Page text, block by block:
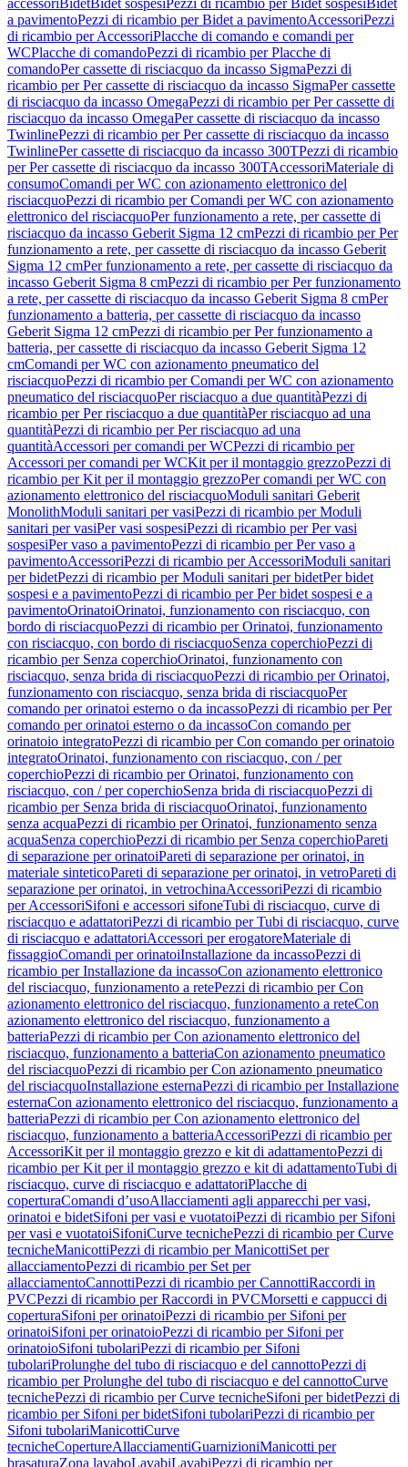
accessoriBidetBidet sospesiPezzi di ricambio per Bidet sospesiBidet
a pavimentoPezzi di ricambio per Bidet a pavimentoAccessoriPezzi
di ricambio per AccessoriPlacche di comando e comandi per
WCPlacche di comandoPezzi di ricambio per Placche di
comandoPer cassette di risciacquo da incasso SigmaPezzi di
ricambio per Per cassette di risciacquo da incasso SigmaPer cassette
di risciacquo da incasso OmegaPezzi di ricambio per Per cassette di
risciacquo da incasso OmegaPer cassette di risciacquo da incasso
TwinlinePezzi di ricambio per Per cassette di risciacquo da incasso
TwinlinePer cassette di risciacquo da incasso 300TPezzi di ricambio
per Per cassette di risciacquo da incasso 300TAccessoriMateriale di
consumoComandi per WC con azionamento elettronico del
risciacquoPezzi di ricambio per Comandi per WC con azionamento
elettronico del risciacquoPer funzionamento a rete, per cassette di
risciacquo da incasso Geberit Sigma 12 cmPezzi di ricambio per Per
funzionamento a rete, per cassette di risciacquo da incasso Geberit
Sigma 12 cmPer funzionamento a rete, per cassette di risciacquo da
incasso Geberit Sigma 8 cmPezzi di ricambio per Per funzionamento
a rete, per cassette di risciacquo da incasso Geberit Sigma 8 cmPer
funzionamento a batteria, per cassette di risciacquo da incasso
Geberit Sigma 12 cmPezzi di ricambio per Per funzionamento a
batteria, per cassette di risciacquo da incasso Geberit Sigma 12
cmComandi per WC con azionamento pneumatico del
risciacquoPezzi di ricambio per Comandi per WC con azionamento
pneumatico del risciacquoPer risciacquo a due quantitàPezzi di
ricambio per Per risciacquo a due quantitàPer risciacquo ad una
quantitàPezzi di ricambio per Per risciacquo ad una
quantitàAccessori per comandi per WCPezzi di ricambio per
Accessori per comandi per WCKit per il montaggio grezzoPezzi di
ricambio per Kit per il montaggio grezzoPer comandi per WC con
azionamento elettronico del risciacquoModuli sanitari Geberit
MonolithModuli sanitari per vasiPezzi di ricambio per Moduli
sanitari per vasiPer vasi sospesiPezzi di ricambio per Per vasi
sospesiPer vaso a pavimentoPezzi di ricambio per Per vaso a
pavimentoAccessoriPezzi di ricambio per AccessoriModuli sanitari
per bidetPezzi di ricambio per Moduli sanitari per bidetPer bidet
sospesi e a pavimentoPezzi di ricambio per Per bidet sospesi e a
pavimentoOrinatoiOrinatoi, funzionamento con risciacquo, con
bordo di risciacquoPezzi di ricambio per Orinatoi, funzionamento
con risciacquo, con bordo di risciacquoSenza coperchioPezzi di
ricambio per Senza coperchioOrinatoi, funzionamento con
risciacquo, senza brida di risciacquoPezzi di ricambio per Orinatoi,
funzionamento con risciacquo, senza brida di risciacquoPer
comando per orinatoi esterno o da incassoPezzi di ricambio per Per
comando per orinatoi esterno o da incassoCon comando per
orinatoio integratoPezzi di ricambio per Con comando per orinatoio
integratoOrinatoi, funzionamento con risciacquo, con / per
coperchioPezzi di ricambio per Orinatoi, funzionamento con
risciacquo, con / per coperchioSenza brida di risciacquoPezzi di
ricambio per Senza brida di risciacquoOrinatoi, funzionamento
senza acquaPezzi di ricambio per Orinatoi, funzionamento senza
acquaSenza coperchioPezzi di ricambio per Senza coperchioPareti
di separazione per orinatoiPareti di separazione per orinatoi, in
materiale sinteticoPareti di separazione per orinatoi, in vetroPareti di
separazione per orinatoi, in vetrochinaAccessoriPezzi di ricambio
per AccessoriSifoni e accessori sifoneTubi di risciacquo, curve di
risciacquo e adattatoriPezzi di ricambio per Tubi di risciacquo, curve
di risciacquo e adattatoriAccessori per erogatoreMateriale di
fissaggioComandi per orinatoiInstallazione da incassoPezzi di
ricambio per Installazione da incassoCon azionamento elettronico
del risciacquo, funzionamento a retePezzi di ricambio per Con
azionamento elettronico del risciacquo, funzionamento a reteCon
azionamento elettronico del risciacquo, funzionamento a
batteriaPezzi di ricambio per Con azionamento elettronico del
risciacquo, funzionamento a batteriaCon azionamento pneumatico
del risciacquoPezzi di ricambio per Con azionamento pneumatico
del risciacquoInstallazione esternaPezzi di ricambio per Installazione
esternaCon azionamento elettronico del risciacquo, funzionamento a
batteriaPezzi di ricambio per Con azionamento elettronico del
risciacquo, funzionamento a batteriaAccessoriPezzi di ricambio per
AccessoriKit per il montaggio grezzo e kit di adattamentoPezzi di
ricambio per Kit per il montaggio grezzo e kit di adattamentoTubi di
risciacquo, curve di risciacquo e adattatoriPlacche di
coperturaComandi d’usoAllacciamenti agli apparecchi per vasi,
orinatoi e bidetSifoni per vasi e vuotatoiPezzi di ricambio per Sifoni
per vasi e vuotatoiSifoniCurve tecnichePezzi di ricambio per Curve
tecnicheManicottiPezzi di ricambio per ManicottiSet per
allacciamentoPezzi di ricambio per Set per
allacciamentoCannottiPezzi di ricambio per CannottiRaccordi in
PVCPezzi di ricambio per Raccordi in PVCMorsetti e cappucci di
coperturaSifoni per orinatoiPezzi di ricambio per Sifoni per
orinatoiSifoni per orinatoioPezzi di ricambio per Sifoni per
orinatoioSifoni tubolariPezzi di ricambio per Sifoni
tubolariProlunghe del tubo di risciacquo e del cannottoPezzi di
ricambio per Prolunghe del tubo di risciacquo e del cannottoCurve
tecnichePezzi di ricambio per Curve tecnicheSifoni per bidetPezzi di
ricambio per Sifoni per bidetSifoni tubolariPezzi di ricambio per
Sifoni tubolariManicottiCurve
tecnicheCopertureAllacciamentiGuarnizioniManicotti per
brasaturaZona lavaboLavabiLavabiPezzi di ricambio per